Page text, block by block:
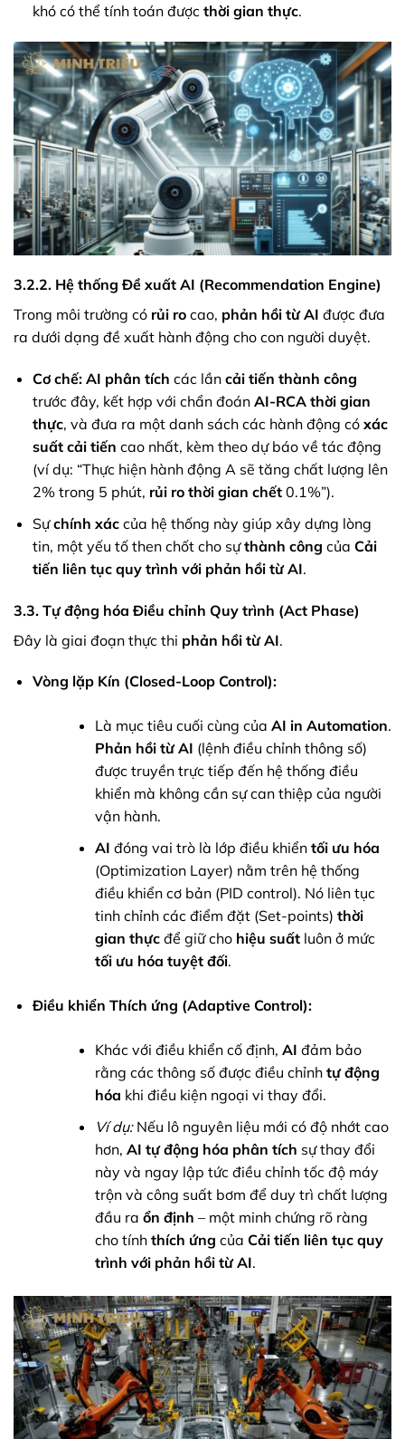
khó có thể tính toán được thời gian thực.
3.2.2. Hệ thống Đề xuất AI (Recommendation Engine)
Trong môi trường có rủi ro cao, phản hồi từ AI được đưa
ra dưới dạng đề xuất hành động cho con người duyệt.
Cơ chế: AI phân tích các lần cải tiến thành công
trước đây, kết hợp với chẩn đoán AI-RCA thời gian
thực, và đưa ra một danh sách các hành động có xác
suất cải tiến cao nhất, kèm theo dự báo về tác động
(ví dụ: “Thực hiện hành động A sẽ tăng chất lượng lên
2% trong 5 phút, rủi ro thời gian chết0.1%”).
Sựchính xáccủa hệ thống này giúp xây dựng lòng
tin, một yếu tố then chốt cho sựthành công của Cải
tiến liên tục quy trình với phản hồi từ AI.
3.3. Tự động hóa Điều chỉnh Quy trình (Act Phase)
Đây là giai đoạn thực thi phản hồi từ AI.
Vòng lặp Kín (Closed-Loop Control):
Là mục tiêu cuối cùng của AI in Automation.
Phản hồi từ AI (lệnh điều chỉnh thông số)
được truyền trực tiếp đến hệ thống điều
khiển mà không cần sự can thiệp của người
vận hành.
AI đóng vai trò là lớp điều khiển tối ưu hóa
(Optimization Layer) nằm trên hệ thống
điều khiển cơ bản (PID control). Nó liên tục
tinh chỉnh các điểm đặt (Set-points) thời
gian thựcđể giữ cho hiệu suấtluôn ở mức
tối ưu hóa tuyệt đối.
Điều khiển Thích ứng (Adaptive Control):
Khác với điều khiển cố định, AI đảm bảo
rằng các thông số được điều chỉnh tự động
hóa khi điều kiện ngoại vi thay đổi.
Ví dụ:Nếu lô nguyên liệu mới có độ nhớt cao
hơn, AI tự động hóa phân tích sự thay đổi
này và ngay lập tức điều chỉnh tốc độ máy
trộn và công suất bơm để duy trì chất lượng
đầu ra ổn định – một minh chứng rõ ràng
cho tính thích ứng của Cải tiến liên tục quy
trình với phản hồi từ AI.